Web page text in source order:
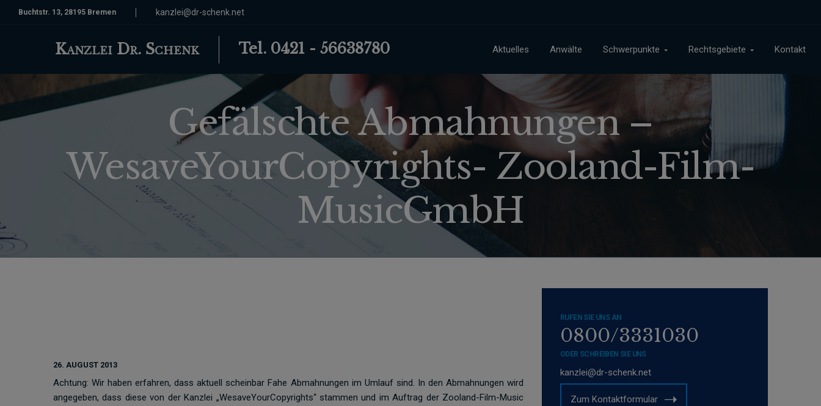
Buchtstr. 13, 28195 Bremen kanzlei@dr-schenk.net
Kanzlei Dr. Schenk Tel. 0421 - 56638780 Aktuelles Anwälte Schwerpunkte Rechtsgebiete Kontakt
Gefälschte Abmahnungen –
WesaveYourCopyrights- Zooland-Film-
MusicGmbH
26. AUGUST 2013
Achtung: Wir haben erfahren, dass aktuell scheinbar Fahe Abmahnungen im Umlauf sind. In den Abmahnungen wird
angegeben, dass diese von der Kanzlei „WesaveYourCopyrights“ stammen und im Auftrag der Zooland-Film-Music
RUFEN SIE UNS AN
0800/3331030
ODER SCHREIBEN SIE UNS
kanzlei@dr-schenk.net
Zum Kontaktformular